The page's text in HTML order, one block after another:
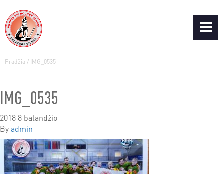
Pradžia / IMG_0535
IMG_0535
2018 8 balandžio
Byadmin